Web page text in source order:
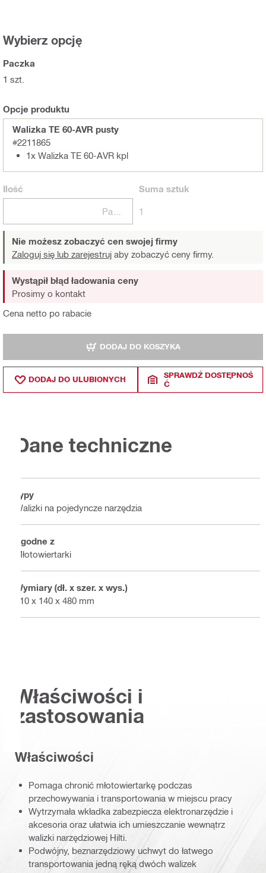
Wybierz opcję
Paczka
1 szt.
Opcje produktu
Walizka TE 60-AVR pusty
#2211865
1x Walizka TE 60-AVR kpl
Ilość Suma sztuk
1
Nie możesz zobaczyć cen swojej firmy
Zaloguj się lub zarejestruj aby zobaczyć ceny firmy.
Cena netto po rabacie
Wystąpił błąd ładowania ceny
Prosimy o kontakt
DODAJ DO KOSZYKA
DODAJ DO ULUBIONYCH
SPRAWDŹ DOSTĘPNOŚ
Ć
Dane techniczne
Typy
Walizki na pojedyncze narzędzia
Zgodne z
Młotowiertarki
Wymiary (dł. x szer. x wys.)
610 x 140 x 480 mm
Właściwości i
zastosowania
Właściwości
Pomaga chronić młotowiertarkę podczas
przechowywania i transportowania w miejscu pracy
Wytrzymała wkładka zabezpiecza elektronarzędzie i
akcesoria oraz ułatwia ich umieszczanie wewnątrz
walizki narzędziowej Hilti.
Podwójny, beznarzędziowy uchwyt do łatwego
transportowania jedną ręką dwóch walizek